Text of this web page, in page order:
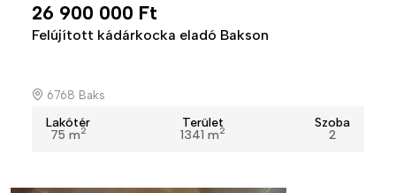
26 900 000 Ft
Felújított kádárkocka eladó Bakson
6768 Baks
Lakótér
75 m2
Terület
1341 m2
Szoba
2